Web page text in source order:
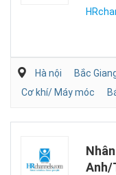
Hà nội Bắc
Cơ khí/ Máy móc
Anh/